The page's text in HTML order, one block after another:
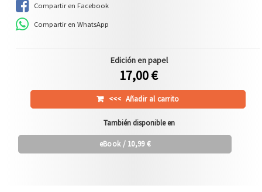
Compartir en Facebook
Compartir en WhatsApp
Edición en papel
17,00 €
<<< Añadir al carrito
También disponible en
eBook/ 10,99 €